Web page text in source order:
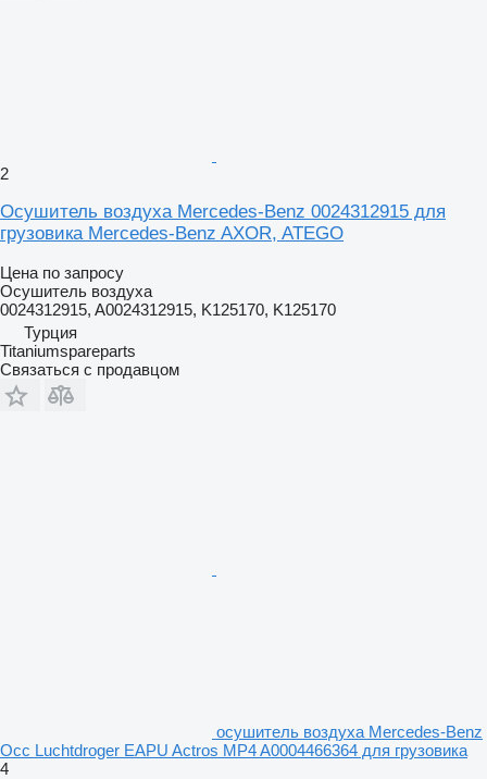
2
Осушитель воздуха Mercedes-Benz 0024312915 для
грузовика Mercedes-Benz AXOR, ATEGO
Цена по запросу
Осушитель воздуха
0024312915, A0024312915, K125170, K125170
Турция
Titaniumspareparts
Связаться с продавцом
осушитель воздуха Mercedes-Benz
Occ Luchtdroger EAPU Actros MP4 A0004466364 для грузовика
4